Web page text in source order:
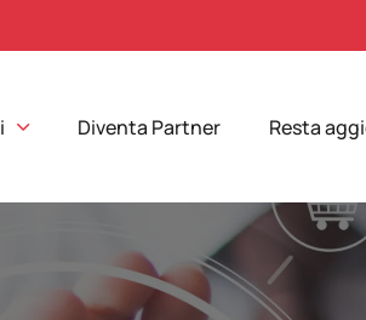
Diventa Partner Resta